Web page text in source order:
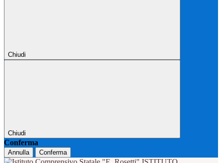
Chiudi
Chiudi
Conferma
Annulla Conferma